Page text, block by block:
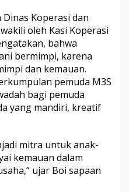
Koperasi dan
oleh Kasi Koperasi
bahwa
bermimpi, karena
dan kemauan.
pemuda M3S
bagi pemuda
yang mandiri, kreatif
mitra untuk anak-
kemauan dalam
ujar Boi sapaan